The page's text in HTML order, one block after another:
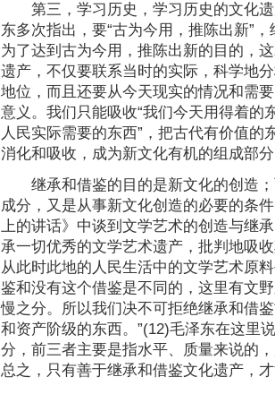
第三，学习历史，学习历史的文化遗
东多次指出，要“古为今用，推陈出新”
为了达到古为今用，推陈出新的目的，
遗产，不仅要联系当时的实际，科学地
地位，而且还要从今天现实的情况和需
意义。我们只能吸收“我们今天用得着的
人民实际需要的东西”，把古代有价值
消化和吸收，成为新文化有机的组成部
继承和借鉴的目的是新文化的创造；
成分，又是从事新文化创造的必要的条
上的讲话》中谈到文学艺术的创造与继
承一切优秀的文学艺术遗产，批判地吸
从此时此地的人民生活中的文学艺术原
鉴和没有这个借鉴是不同的，这里有文
慢之分。所以我们决不可拒绝继承和借
和资产阶级的东西。”(12)毛泽东在这里
分，前三者主要是指水平、质量来说的
总之，只有善于继承和借鉴文化遗产，